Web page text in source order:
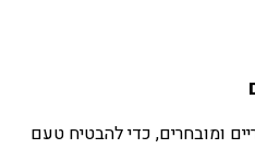
ומובחרים, כדי להבטיח טעם